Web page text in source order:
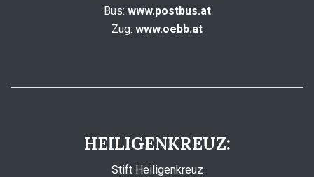
Bus: www.postbus.at
Zug: www.oebb.at
HEILIGENKREUZ:
Stift Heiligenkreuz